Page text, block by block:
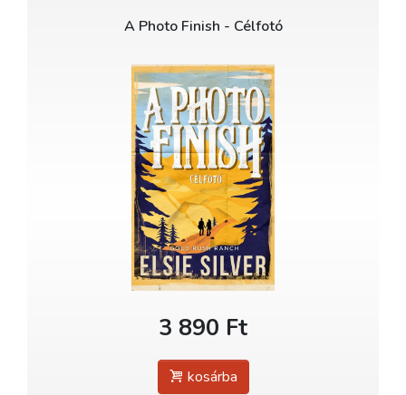
A Photo Finish - Célfotó
3 890 Ft
kosárba